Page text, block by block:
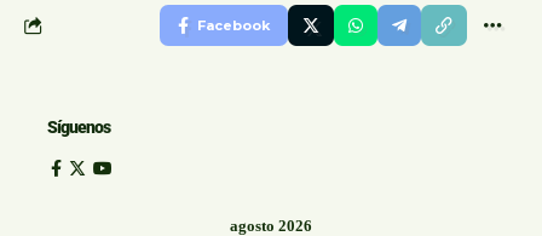
Facebook
Síguenos
agosto 2026